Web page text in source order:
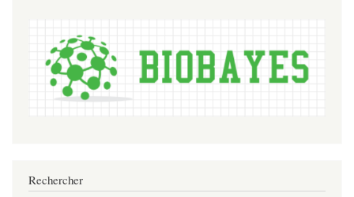
Rechercher